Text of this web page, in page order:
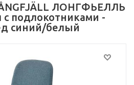
ЛОНГФЬЕЛЛЬ
с подлокотниками -
синий/белый